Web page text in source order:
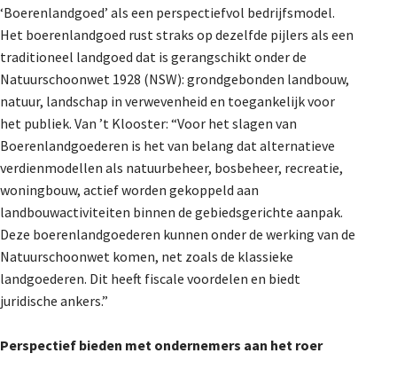
‘Boerenlandgoed’ als een perspectiefvol bedrijfsmodel.
Het boerenlandgoed rust straks op dezelfde pijlers als een
traditioneel landgoed dat is gerangschikt onder de
Natuurschoonwet 1928 (NSW): grondgebonden landbouw,
natuur, landschap in verwevenheid en toegankelijk voor
het publiek. Van ’t Klooster: “Voor het slagen van
Boerenlandgoederen is het van belang dat alternatieve
verdienmodellen als natuurbeheer, bosbeheer, recreatie,
woningbouw, actief worden gekoppeld aan
landbouwactiviteiten binnen de gebiedsgerichte aanpak.
Deze boerenlandgoederen kunnen onder de werking van de
Natuurschoonwet komen, net zoals de klassieke
landgoederen. Dit heeft fiscale voordelen en biedt
juridische ankers.”
Perspectief bieden met ondernemers aan het roer